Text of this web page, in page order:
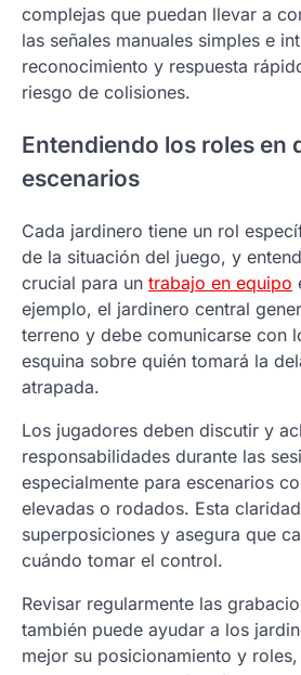
complejas que puedan llevar a
las señales manuales simples e
reconocimiento y respuesta
riesgo de colisiones.
Entendiendo los roles en
escenarios
Cada jardinero tiene un rol
de la situación del juego, y
crucial para un trabajo en equipo
ejemplo, el jardinero central
terreno y debe comunicarse con
esquina sobre quién tomará la
atrapada.
Los jugadores deben discutir y
responsabilidades durante las
especialmente para escenarios
elevadas o rodados. Esta
superposiciones y asegura que
cuándo tomar el control.
Revisar regularmente las
también puede ayudar a los
mejor su posicionamiento y